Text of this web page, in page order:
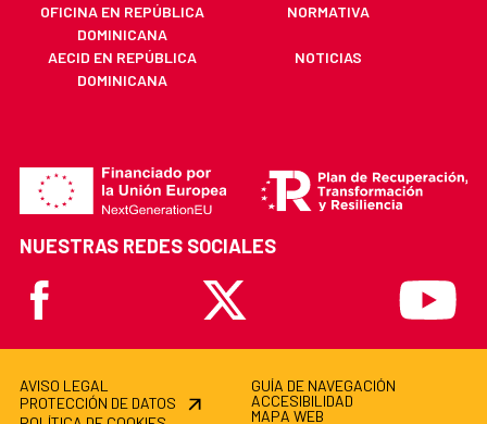
OFICINA EN REPÚBLICA
DOMINICANA
NORMATIVA
AECID EN REPÚBLICA
DOMINICANA
NOTICIAS
NUESTRAS REDES SOCIALES
Facebook
X Youtube
AVISO LEGAL
PROTECCIÓN DE DATOS
GUÍA DE NAVEGACIÓN
ACCESIBILIDAD
MAPA WEB